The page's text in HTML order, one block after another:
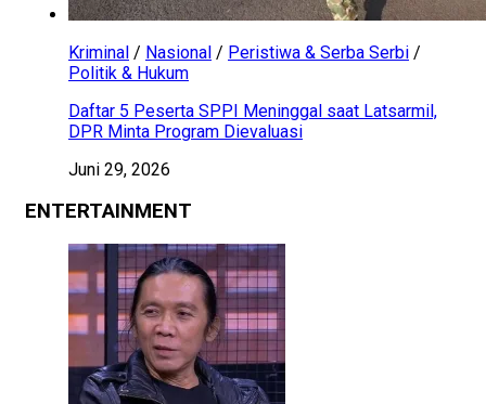
Kriminal / Nasional / Peristiwa & Serba Serbi /
Politik & Hukum
Daftar 5 Peserta SPPI Meninggal saat Latsarmil,
DPR Minta Program Dievaluasi
Juni 29, 2026
ENTERTAINMENT